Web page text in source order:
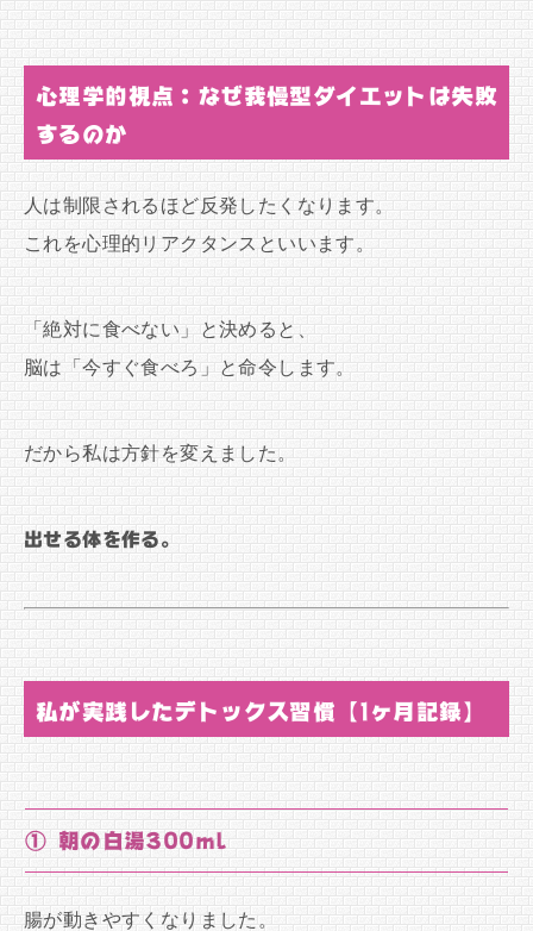
心理学的視点：なぜ我慢型ダイエットは失敗
するのか
人は制限されるほど反発したくなります。
これを心理的リアクタンスといいます。
「絶対に食べない」と決めると、
脳は「今すぐ食べろ」と命令します。
だから私は方針を変えました。
出せる体を作る。
私が実践したデトックス習慣【1ヶ月記録】
① 朝の白湯300ml
腸が動きやすくなりました。